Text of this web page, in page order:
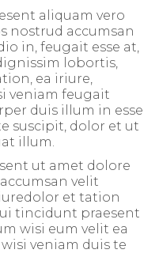
aliquam vero
nostrud accumsan
in, feugait esse at,
lobortis,
ea iriure,
veniam feugait
duis illum in esse
suscipit, dolor et ut
illum.
ut amet dolore
velit
et tation
tincidunt praesent
wisi eum velit ea
veniam duis te